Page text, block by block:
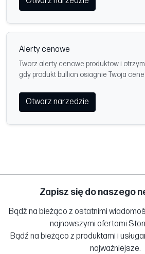
Alerty cenowe
Tworz alerty cenowe produktow i
gdy produkt bullion osiagnie Twoja
Otworz narzedzie
Zapisz się do naszego
Bądź na bieżąco z ostatnimi
najnowszymi ofertami
Bądź na bieżąco z produktami i
najważniejsze.